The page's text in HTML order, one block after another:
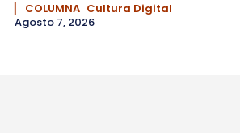
▏ COLUMNA Cultura Digital
Agosto 7, 2026